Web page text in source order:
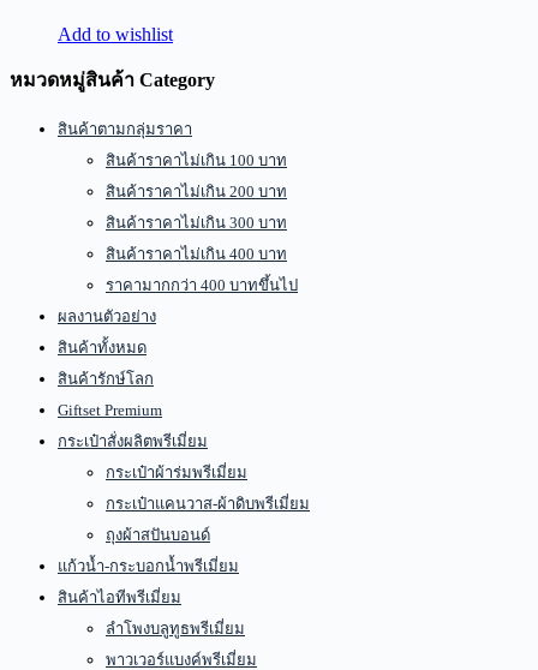
Add to wishlist
หมวดหมู่สินค้า Category
สินค้าตามกลุ่มราคา
สินค้าราคาไม่เกิน 100 บาท
สินค้าราคาไม่เกิน 200 บาท
สินค้าราคาไม่เกิน 300 บาท
สินค้าราคาไม่เกิน 400 บาท
ราคามากกว่า 400 บาทขึ้นไป
ผลงานตัวอย่าง
สินค้าทั้งหมด
สินค้ารักษ์โลก
Giftset Premium
กระเป๋าสั่งผลิตพรีเมี่ยม
กระเป๋าผ้าร่มพรีเมี่ยม
กระเป๋าแคนวาส-ผ้าดิบพรีเมี่ยม
ถุงผ้าสปันบอนด์
แก้วน้ำ-กระบอกน้ำพรีเมี่ยม
สินค้าไอทีพรีเมี่ยม
ลำโพงบลูทูธพรีเมี่ยม
พาวเวอร์แบงค์พรีเมี่ยม